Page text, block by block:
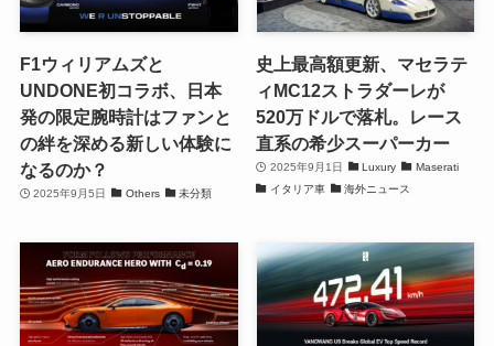
F1ウィリアムズと
UNDONE初コラボ、日本
発の限定腕時計はファンと
の絆を深める新しい体験に
なるのか？
2025年9月5日 Others 未分類
史上最高額更新、マセラテ
ィMC12ストラダーレが
520万ドルで落札。レース
直系の希少スーパーカー
2025年9月1日 Luxury
Maserati
イタリア車
海外ニュース